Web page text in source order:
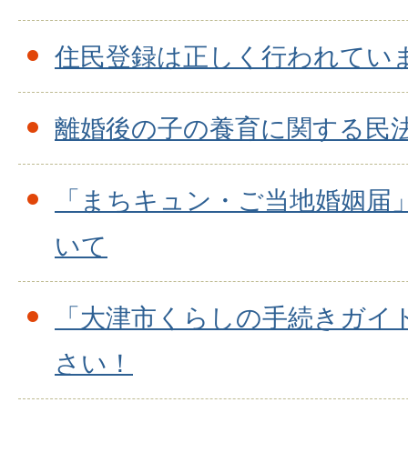
住民登録は正しく行われてい
離婚後の子の養育に関する民
「まちキュン・ご当地婚姻
いて
「大津市くらしの手続きガ
さい！